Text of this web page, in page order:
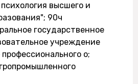
высшего и
90ч
государственное
учреждение
о;